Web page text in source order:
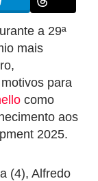
a 29ª
mais
para
como
aos
2025.
(4), Alfredo